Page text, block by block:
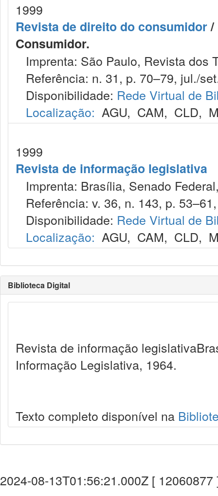
1999
Revista de direito do consumidor/
Consumidor.
Imprenta: São Paulo, Revista dos
Referência: n. 31, p. 70–79, jul./
Disponibilidade: Rede Virtual de
Localização: AGU, CAM, CLD,
1999
Revista de informação legislativa
Imprenta: Brasília, Senado
Referência: v. 36, n. 143, p.
Disponibilidade: Rede Virtual de
Localização: AGU, CAM, CLD,
Biblioteca Digital
Revista de informação
Informação Legislativa, 1964.
Texto completo disponível na
2024-08-13T01:56:21.000Z [ 12060877